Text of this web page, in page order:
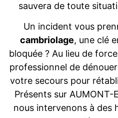
sauvera de toute
Un incident vous
cambriolage, une clé
bloquée ? Au lieu de
professionnel de
votre secours pour
Présents sur AUMONT-
nous intervenons à des